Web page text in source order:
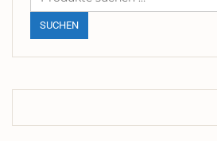
nach:
SUCHEN